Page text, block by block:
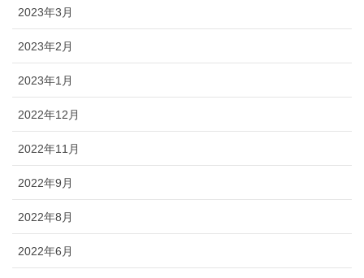
2023年3月
2023年2月
2023年1月
2022年12月
2022年11月
2022年9月
2022年8月
2022年6月